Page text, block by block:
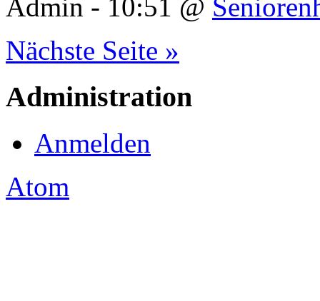
Admin - 10:51 @
Nächste Seite »
Administration
Anmelden
Atom